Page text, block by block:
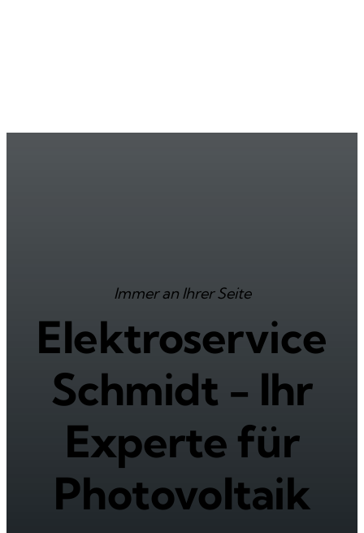
Immer an Ihrer Seite
Elektroservice
Schmidt - Ihr
Experte für
Photovoltaik